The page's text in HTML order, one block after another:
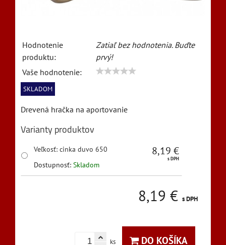
Hodnotenie
produktu:
Zatiaľ bez hodnotenia. Buďte
prvý!
Vaše hodnotenie:
SKLADOM
Drevená hračka na aportovanie
Varianty produktov
Veľkosť: cinka duvo 650
Dostupnosť: Skladom
8,19 €
s DPH
8,19 € s DPH
ks DO KOŠÍKA